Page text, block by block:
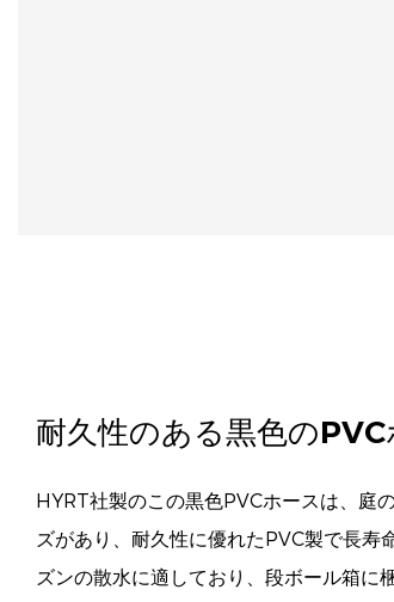
耐久性のある黒色のPVC
HYRT社製のこの黒色PVCホースは、庭
ズがあり、耐久性に優れたPVC製で長寿
ズンの散水に適しており、段ボール箱に